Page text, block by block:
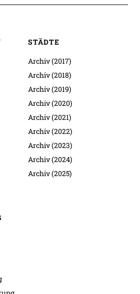
STÄDTE
Archiv (2017)
Archiv (2018)
Archiv (2019)
Archiv (2020)
Archiv (2021)
Archiv (2022)
Archiv (2023)
Archiv (2024)
Archiv (2025)